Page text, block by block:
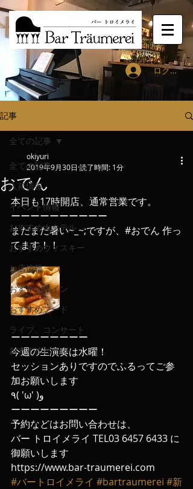
ログイン
記事
全ての記事
入荷情報
イベント情報
おすすめカクテル
おすすめウィスキー
お店情報
おすすめワイン
おすすめフード
ライブ、コンサート
おすすめビール
全ての記事
おでん
okiyuri
2019年9月30日 読了時間: 1分
本日も17時開店、通常営業です。
ーーーーーーーーーー
まだまだ暑い~_~;ですが、#おでん 作っ
てます！！
ーーーーーーーー
今週の生演奏は水曜！
セッションありですのでふるってご参
加お願いします
٩( 'ω' )و
ーーーーーーーーー
予約などはお問い合わせは、
バー トロイメライ TEL03 6457 6433 に
御願いします
https://www.bar-traumerei.com
#バートロイメライ #bartraumerei #新